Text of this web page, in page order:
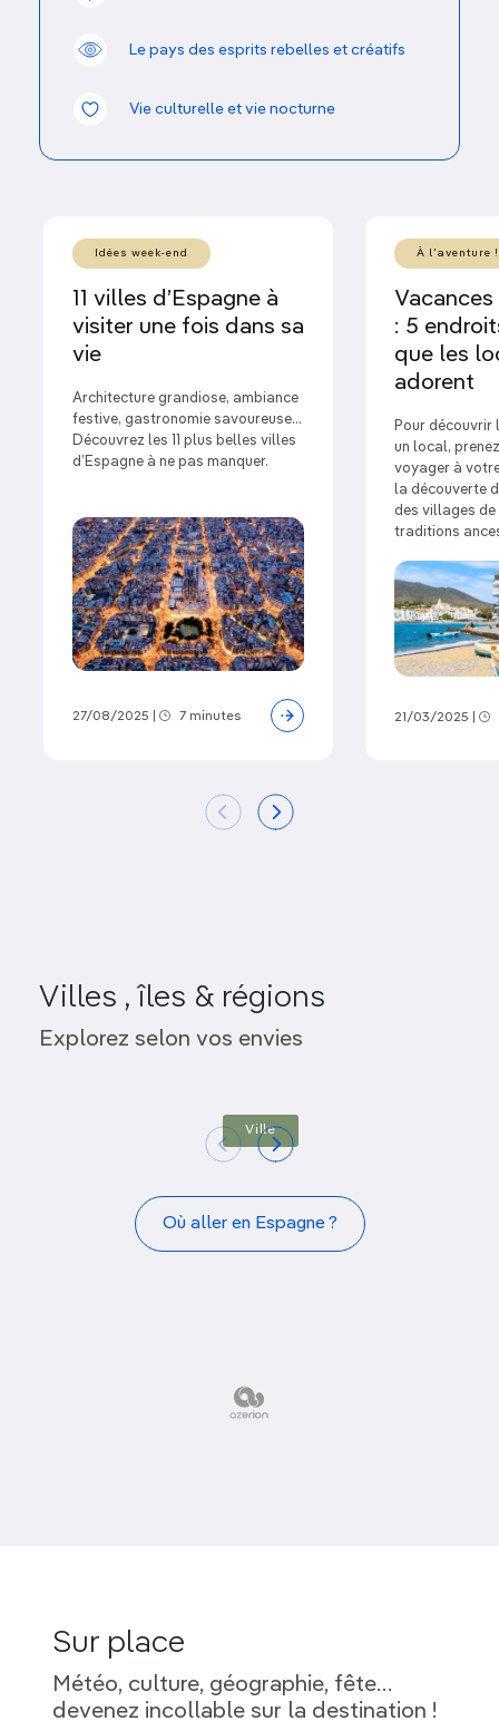
Idées week-end
11 villes d’Espagne à
visiter une fois dans sa
vie
Architecture grandiose, ambiance
festive, gastronomie savoureuse…
Découvrez les 11 plus belles villes
d’Espagne à ne pas manquer.
27/08/2025 7 minutes
À l'aventure !
Vacances
: 5
que les
adorent
Pour découvrir
un local,
voyager à
la découverte
des villages
traditions
21/03/2025
Le pays des esprits rebelles et créatifs
Vie culturelle et vie nocturne
Villes , îles & régions
Explorez selon vos envies
Ville
Barcelone
Où aller en Espagne ?
Sur place
Météo, culture, géographie, fête…
devenez incollable sur la destination !